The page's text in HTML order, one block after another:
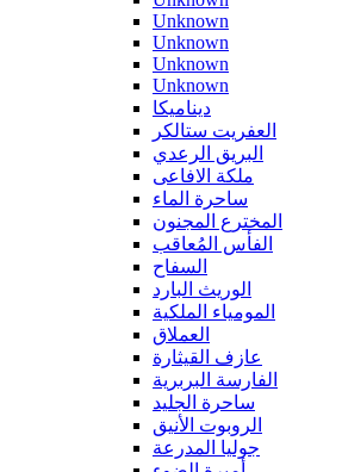
Unknown
Unknown
Unknown
Unknown
ديناميكا
العفريت ستالكر
البريق الرعدي
ملكة الافاعى
ساحرة الماء
المخترع المجنون
الفأس المُعاقب
السفاح
الوريث البارد
المومياء الملكية
العملاق
عازف القيثارة
الفارسة البربرية
ساحرة الجليد
الروبوت الأنيق
جوليا المدرعة